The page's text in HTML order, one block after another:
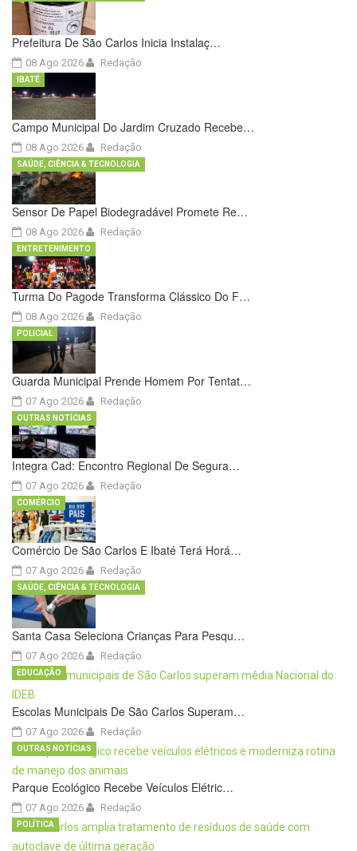
Prefeitura De São Carlos Inicia Instalaç…
08 Ago 2026 Redação
Campo Municipal Do Jardim Cruzado Recebe…
08 Ago 2026
IBATÉ
Redação
Sensor De Papel Biodegradável Promete Re…
08 Ago 2026
SAÚDE, CIÊNCIA & TECNOLOGIA
Redação
Turma Do Pagode Transforma Clássico Do F…
08 Ago 2026
ENTRETENIMENTO
Redação
Guarda Municipal Prende Homem Por Tentat…
07 Ago 2026
POLICIAL
Redação
Integra Cad: Encontro Regional De Segura…
07 Ago 2026
OUTRAS NOTÍCIAS
Redação
Comércio De São Carlos E Ibaté Terá Horá…
07 Ago 2026
COMÉRCIO
Redação
Santa Casa Seleciona Crianças Para Pesqu…
07 Ago 2026
SAÚDE, CIÊNCIA & TECNOLOGIA
Redação
Escolas Municipais De São Carlos Superam…
07 Ago 2026
EDUCAÇÃO
Redação
Parque Ecológico Recebe Veículos Elétric…
07 Ago 2026
OUTRAS NOTÍCIAS
Redação
POLÍTICA